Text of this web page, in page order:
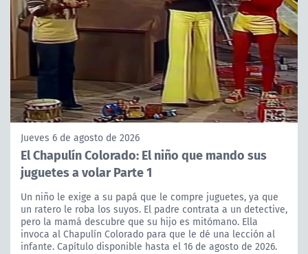
Jueves 6 de agosto de 2026
El Chapulín Colorado: El niño que mando sus
juguetes a volar Parte 1
Un niño le exige a su papá que le compre juguetes, ya que
un ratero le roba los suyos. El padre contrata a un detective,
pero la mamá descubre que su hijo es mitómano. Ella
invoca al Chapulín Colorado para que le dé una lección al
infante. Capítulo disponible hasta el 16 de agosto de 2026.